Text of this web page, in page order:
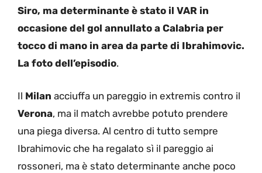
Siro, ma determinante è stato il VAR in
occasione del gol annullato a Calabria per
tocco di mano in area da parte di Ibrahimovic.
La foto dell’episodio.
Il Milan acciuffa un pareggio in extremis contro il
Verona, ma il match avrebbe potuto prendere
una piega diversa. Al centro di tutto sempre
Ibrahimovic che ha regalato sì il pareggio ai
rossoneri, ma è stato determinante anche poco